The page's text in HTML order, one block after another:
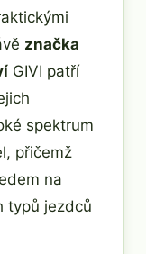
značka
GIVI patří
spektrum
přičemž
na
typů jezdců